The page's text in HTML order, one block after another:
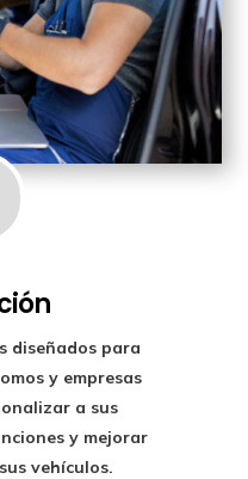
diseñados para
y empresas
a sus
y mejorar
vehículos.